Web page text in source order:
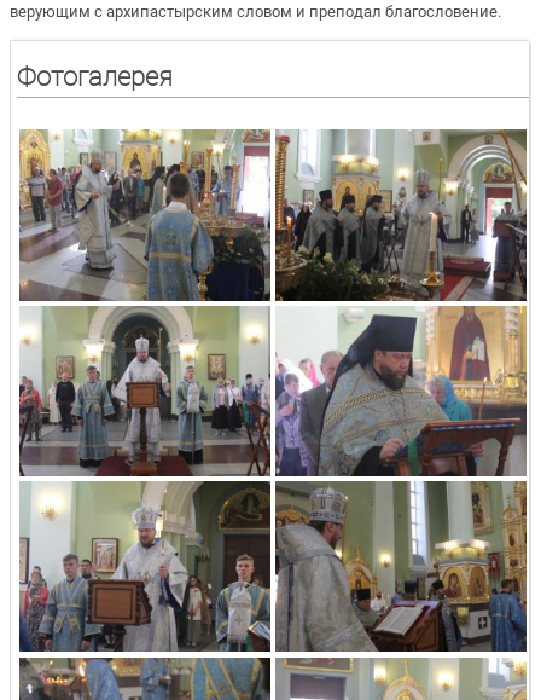
верующим с архипастырским словом и преподал благословение.
Фотогалерея